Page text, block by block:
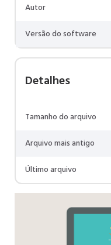
Autor
Versão do software
Detalhes
Tamanho do arquivo
Arquivo mais antigo
Último arquivo